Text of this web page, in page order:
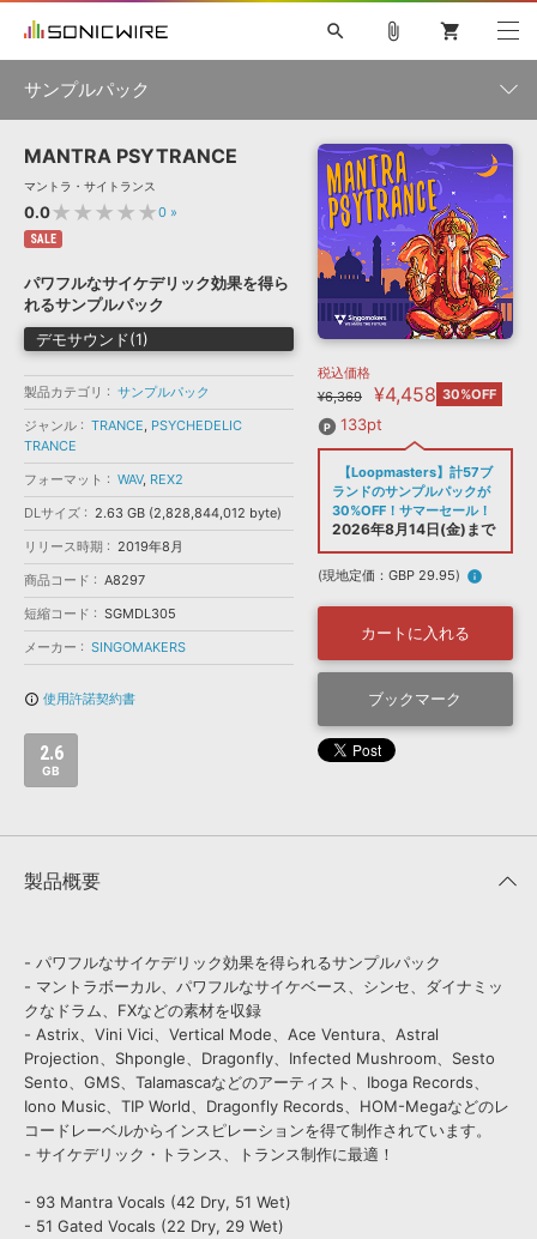
ソフト音源 »
プラグイン・エフェクト »
サンプルパック »
ソフトウェア／ツール »
DAW »
効果音 »
BGM »
特集 »
ニュースレター »
SONICWIREブログ »
製品サポート情報 »
DTMガイド »
FAQ »
お問い合わせ »
音楽カード
楽曲配信流通 サービス
無償のサウンド管理ソフト
次世代型 ボーカル・エディタ
SLS
search
初音ミク NT 鏡音リン・レン V4X 巡音ルカ V4X
MEIKO V3
KAITO V3
VOCALOID TOONTRACK
SPITFIRE AUDIO
VIENNA
EZ DRUMMER 3
ライセンスフリーBGM
ボーカル抜き出し
DUBSTEP
ELECTRONICA
EDM TRANCE MUTANT
ROUTER.FM
ソフト音源 プラグイン・エフェクト
ソフトウェア／ツール 効果音
attach_file shopping_cart
サンプルパック
製品一覧
メーカー
フォーマット
ランキング
MANTRA PSYTRANCE
マントラ・サイトランス
0.0★★★★★0 »
SALE
パワフルなサイケデリック効果を得ら
れるサンプルパック
デモサウンド(1)
製品カテゴリ
サンプルパック
ジャンル
TRANCE, PSYCHEDELIC
TRANCE
フォーマット
WAV, REX2
DLサイズ
2.63 GB (2,828,844,012 byte)
リリース時期
2019年8月
商品コード
A8297
短縮コード
SGMDL305
メーカー
SINGOMAKERS
info_outline 使用許諾契約書
2.6
GB
税込価格
¥6,369
¥4,458 30%OFF
133pt
【Loopmasters】計57ブ
ランドのサンプルパックが
30%OFF！サマーセール！
2026年8月14日(金)まで
(現地定価：GBP 29.95) info
カートに入れる
ブックマーク
製品概要
- パワフルなサイケデリック効果を得られるサンプルパック
- マントラボーカル、パワフルなサイケベース、シンセ、ダイナミッ
クなドラム、FXなどの素材を収録
- Astrix、Vini Vici、Vertical Mode、Ace Ventura、Astral
Projection、Shpongle、Dragonfly、Infected Mushroom、Sesto
Sento、GMS、Talamascaなどのアーティスト、Iboga Records、
Iono Music、TIP World、Dragonfly Records、HOM-Megaなどのレ
コードレーベルからインスピレーションを得て制作されています。
- サイケデリック・トランス、トランス制作に最適！
- 93 Mantra Vocals (42 Dry, 51 Wet)
- 51 Gated Vocals (22 Dry, 29 Wet)